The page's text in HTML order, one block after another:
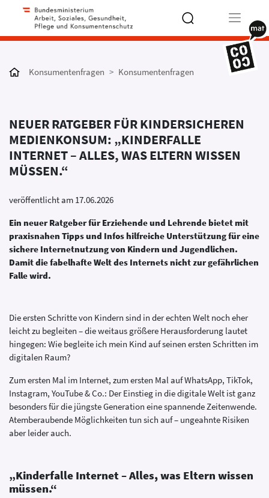
more
Konsumentenfragen Konsumentenfragen
NEUER RATGEBER FÜR KINDERSICHEREN
MEDIENKONSUM: „KINDERFALLE
INTERNET – ALLES, WAS ELTERN WISSEN
MÜSSEN.“
veröffentlicht am 17.06.2026
Ein neuer Ratgeber für Erziehende und Lehrende bietet mit
praxisnahen Tipps und Infos hilfreiche Unterstützung für eine
sichere Internetnutzung von Kindern und Jugendlichen.
Damit die fabelhafte Welt des Internets nicht zur gefährlichen
Falle wird.
Die ersten Schritte von Kindern sind in der echten Welt noch eher
leicht zu begleiten – die weitaus größere Herausforderung lautet
hingegen: Wie begleite ich mein Kind auf seinen ersten Schritten im
digitalen Raum?
Zum ersten Mal im Internet, zum ersten Mal auf WhatsApp, TikTok,
Instagram, YouTube & Co.: Der Einstieg in die digitale Welt ist ganz
besonders für die jüngste Generation eine spannende Zeitenwende.
Atemberaubende Möglichkeiten tun sich auf – ungeahnte Risiken
aber leider auch.
„Kinderfalle Internet – Alles, was Eltern wissen
müssen.“